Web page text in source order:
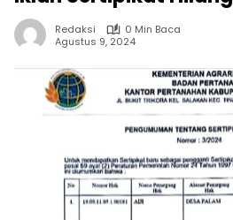
Redaksi
0 Min Baca
Agustus 9, 2024